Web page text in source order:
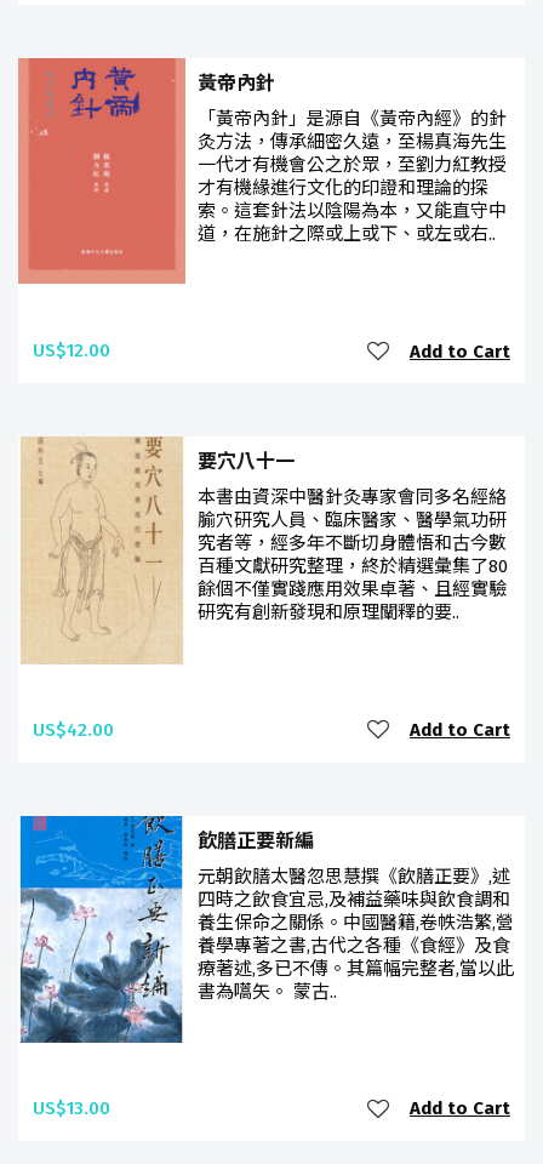
黃帝內針
「黃帝內針」是源自《黃帝內經》的針
灸方法，傳承細密久遠，至楊真海先生
一代才有機會公之於眾，至劉力紅教授
才有機緣進行文化的印證和理論的探
索。這套針法以陰陽為本，又能直守中
道，在施針之際或上或下、或左或右..
US$12.00 Add to Cart
要穴八十一
本書由資深中醫針灸專家會同多名經絡
腧穴研究人員、臨床醫家、醫學氣功研
究者等，經多年不斷切身體悟和古今數
百種文獻研究整理，終於精選彙集了80
餘個不僅實踐應用效果卓著、且經實驗
研究有創新發現和原理闡釋的要..
US$42.00 Add to Cart
飲膳正要新編
元朝飲膳太醫忽思慧撰《飲膳正要》,述
四時之飲食宜忌,及補益藥味與飲食調和
養生保命之關係。中國醫籍,卷帙浩繁,營
養學專著之書,古代之各種《食經》及食
療著述,多已不傳。其篇幅完整者,當以此
書為嚆矢。 蒙古..
US$13.00 Add to Cart